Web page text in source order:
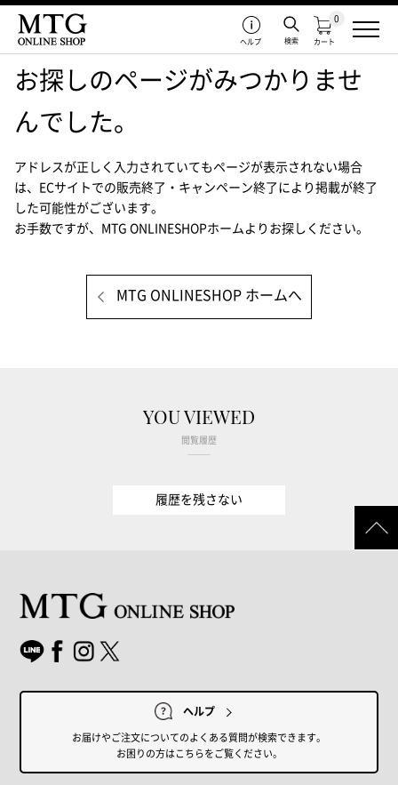
カート
0
検索
ヘルプ
お探しのページがみつかりませ
んでした。
アドレスが正しく入力されていてもページが表示されない場合
は、
ECサイトでの販売終了・キャンペーン終了により掲載が終了
した可能性がございます。
お手数ですが、MTG ONLINESHOPホームよりお探しください。
MTG ONLINESHOP ホームへ
YOU VIEWED
閲覧履歴
履歴を残さない
ヘルプ
お届けやご注文についてのよくある質問が検索できます。
お困りの方はこちらをご覧ください。